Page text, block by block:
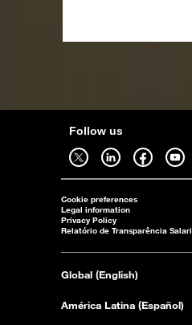
Follow us
Follow us on twitter - open in a new tab Follow us on linkedin - open in a new tab Follow us on facebook - open in a new tab Follow us on youtube - open in a new tab
Cookie preferences
Legal information
Privacy Policy
Relatório de Transparência
Global (English)
América Latina (Español)